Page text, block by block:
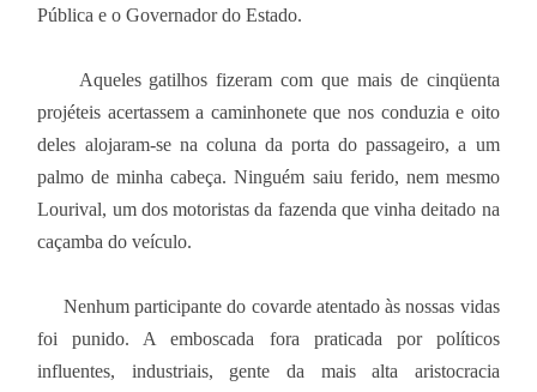
Pública e o Governador do Estado.
Aqueles gatilhos fizeram com que mais de cinqüenta
projéteis acertassem a caminhonete que nos conduzia e oito
deles alojaram-se na coluna da porta do passageiro, a um
palmo de minha cabeça. Ninguém saiu ferido, nem mesmo
Lourival, um dos motoristas da fazenda que vinha deitado na
caçamba do veículo.
Nenhum participante do covarde atentado às nossas vidas
foi punido. A emboscada fora praticada por políticos
influentes, industriais, gente da mais alta aristocracia